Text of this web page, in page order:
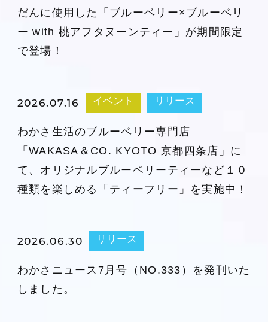
だんに使用した「ブルーベリー×ブルーベリ
ー with 桃アフタヌーンティー」が期間限定
で登場！
2026.07.16 イベント リリース
わかさ生活のブルーベリー専門店
「WAKASA＆CO. KYOTO 京都四条店」に
て、オリジナルブルーベリーティーなど１０
種類を楽しめる「ティーフリー」を実施中！
2026.06.30 リリース
わかさニュース7月号（NO.333）を発刊いた
しました。